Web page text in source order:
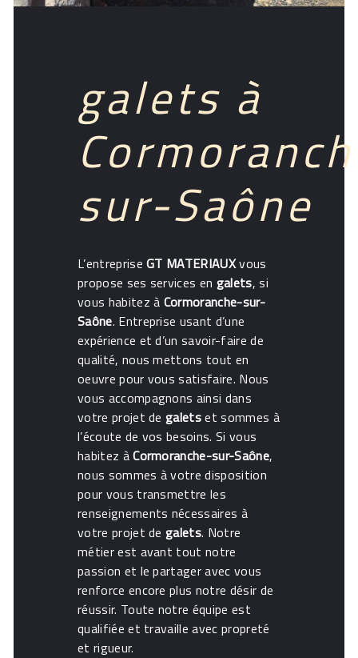
galets à
sur-Saône
L’entrepriseGT MATERIAUXvous
propose ses services en galets, si
vous habitez à Cormoranche-sur-
Saône. Entreprise usant d’une
expérience et d’un savoir-faire de
qualité, nous mettons tout en
oeuvre pour vous satisfaire. Nous
vous accompagnons ainsi dans
votre projet degaletset sommes à
l’écoute de vos besoins. Si vous
habitez àCormoranche-sur-Saône,
nous sommes à votre disposition
pour vous transmettre les
renseignements nécessaires à
votre projet degalets. Notre
métier est avant tout notre
passion et le partager avec vous
renforce encore plus notre désir de
réussir. Toute notre équipe est
qualifiée et travaille avec propreté
et rigueur.